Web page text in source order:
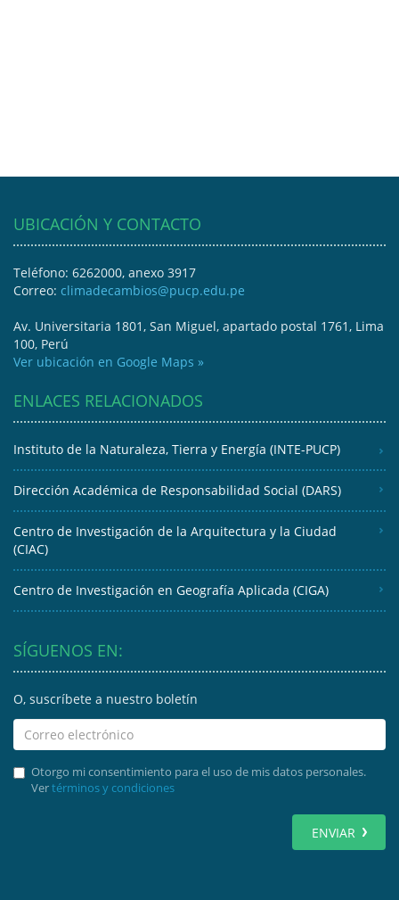
UBICACIÓN Y CONTACTO
Teléfono: 6262000, anexo 3917
Correo: climadecambios@pucp.edu.pe
Av. Universitaria 1801, San Miguel, apartado postal 1761, Lima
100, Perú
Ver ubicación en Google Maps »
ENLACES RELACIONADOS
Instituto de la Naturaleza, Tierra y Energía (INTE-PUCP)
Dirección Académica de Responsabilidad Social (DARS)
Centro de Investigación de la Arquitectura y la Ciudad
(CIAC)
Centro de Investigación en Geografía Aplicada (CIGA)
SÍGUENOS EN:
O, suscríbete a nuestro boletín
Otorgo mi consentimiento para el uso de mis datos personales.
Vertérminos y condiciones
ENVIAR